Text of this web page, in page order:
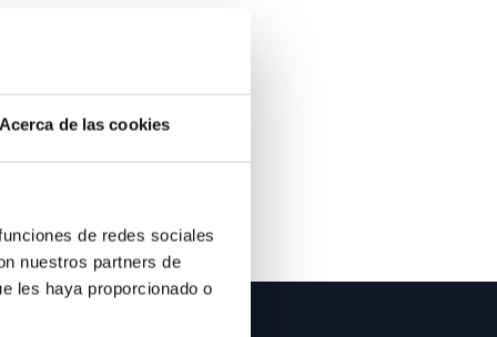
Acerca de las cookies
de redes sociales
nuestros partners de
les haya proporcionado o